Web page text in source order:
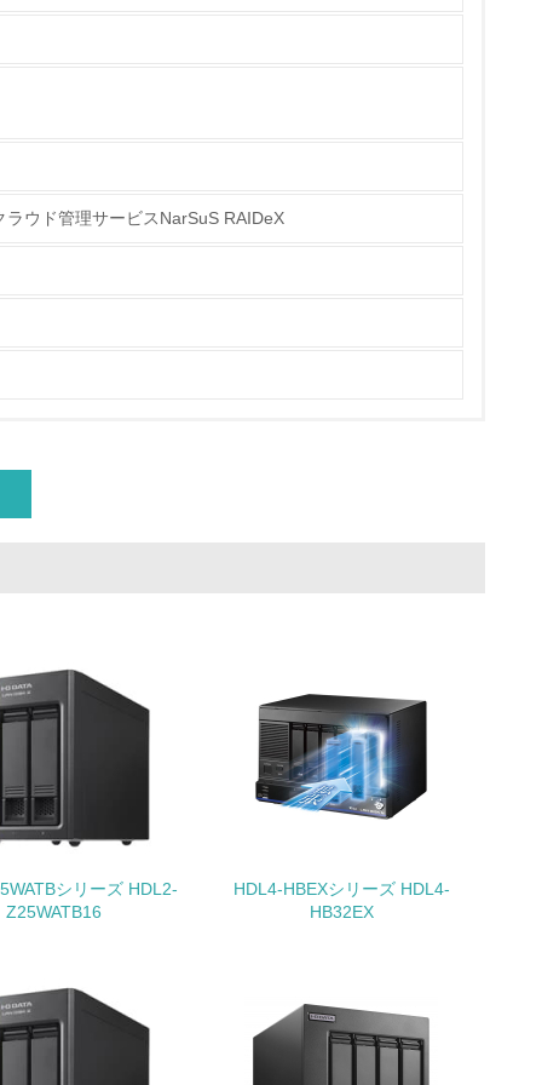
っている
ル目標や計画を立てている
林、天然林保護、間伐＞、認証品の
チェック
チェック
ウド管理サービスNarSuS RAIDeX
シリーズ HDL2-
Z25WATB16
HDL4-HBEXシリーズ HDL4-
HB32EX